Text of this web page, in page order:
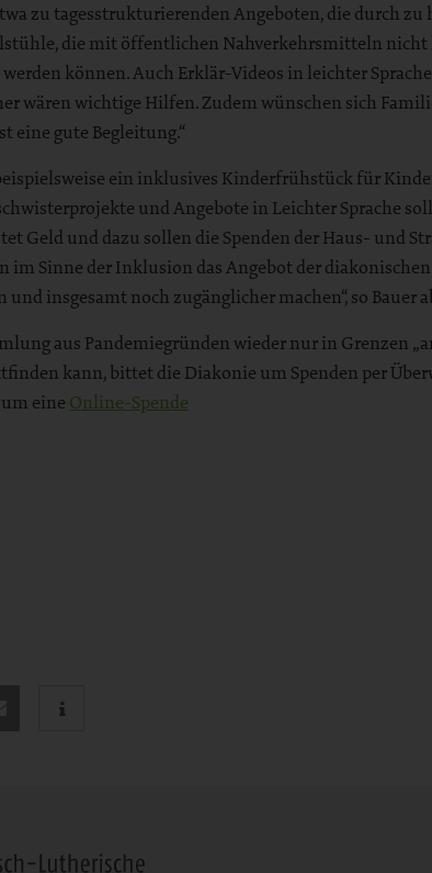
zu tagesstrukturierenden Angeboten, die durch zu
die mit öffentlichen Nahverkehrsmitteln
können. Auch Erklär-Videos in leichter
wären wichtige Hilfen. Zudem wünschen sich
eine gute Begleitung.“
ein inklusives Kinderfrühstück für
und Angebote in Leichter Sprache
Geld und dazu sollen die Spenden der Haus- und
im Sinne der Inklusion das Angebot der
und insgesamt noch zugänglicher machen“, so Bauer
aus Pandemiegründen wieder nur in Grenzen
kann, bittet die Diakonie um Spenden per
eine Online-Spende